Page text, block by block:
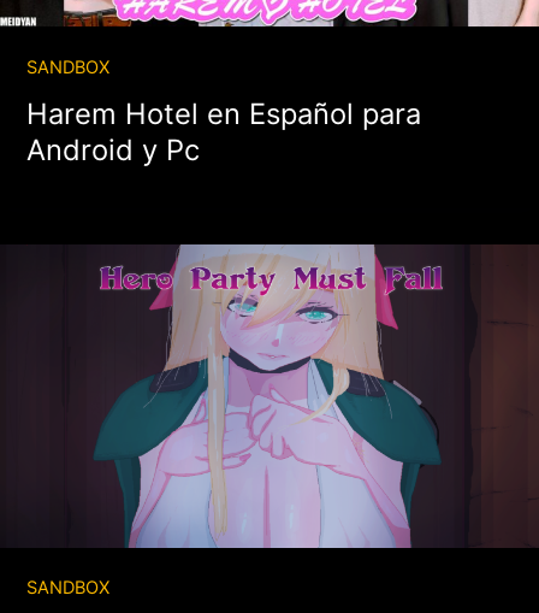
SANDBOX
Harem Hotel en Español para
Android y Pc
SANDBOX